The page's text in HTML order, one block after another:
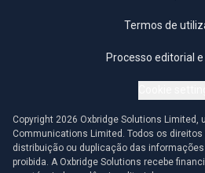
Termos de
Processo editorial
Copyright 2026 Oxbridge Solutions Limited,
Communications Limited. Todos os
distribuição ou duplicação das
proibida. A Oxbridge Solutions recebe